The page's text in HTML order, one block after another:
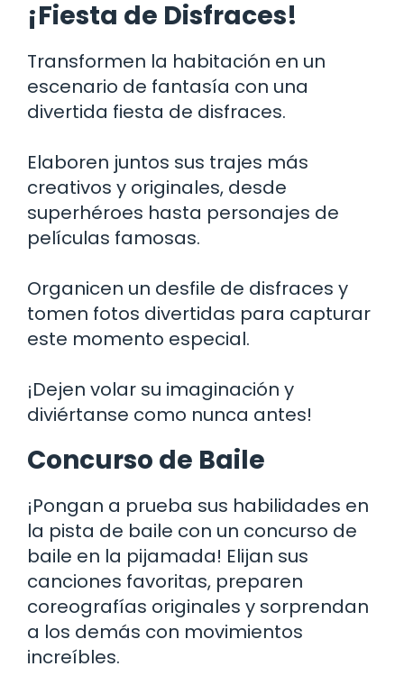
¡Fiesta de Disfraces!
Transformen la habitación en un
escenario de fantasía con una
divertida fiesta de disfraces.
Elaboren juntos sus trajes más
creativos y originales, desde
superhéroes hasta personajes de
películas famosas.
Organicen un desfile de disfraces y
tomen fotos divertidas para capturar
este momento especial.
¡Dejen volar su imaginación y
diviértanse como nunca antes!
Concurso de Baile
¡Pongan a prueba sus habilidades en
la pista de baile con un concurso de
baile en la pijamada! Elijan sus
canciones favoritas, preparen
coreografías originales y sorprendan
a los demás con movimientos
increíbles.